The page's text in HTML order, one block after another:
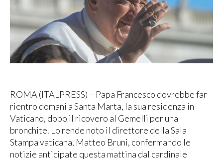
ROMA (ITALPRESS) – Papa Francesco dovrebbe far
rientro domani a Santa Marta, la sua residenza in
Vaticano, dopo il ricovero al Gemelli per una
bronchite. Lo rende noto il direttore della Sala
Stampa vaticana, Matteo Bruni, confermando le
notizie anticipate questa mattina dal cardinale